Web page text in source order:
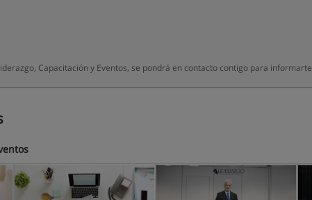
Capacitación y Eventos, se pondrá en contacto contigo para informarte